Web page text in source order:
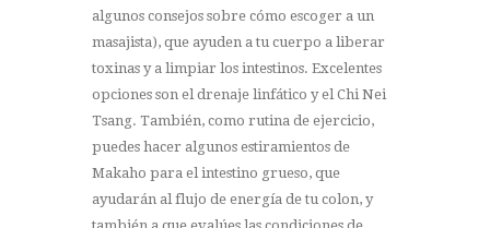
algunos consejos sobre cómo escoger a un
masajista), que ayuden a tu cuerpo a liberar
toxinas y a limpiar los intestinos. Excelentes
opciones son el drenaje linfático y el Chi Nei
Tsang. También, como rutina de ejercicio,
puedes hacer algunos estiramientos de
Makaho para el intestino grueso, que
ayudarán al flujo de energía de tu colon, y